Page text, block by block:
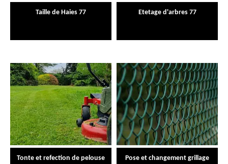
Taille de Haies 77 Etetage d'arbres 77
Tonte et refection de pelouse
Pose et changement grillage